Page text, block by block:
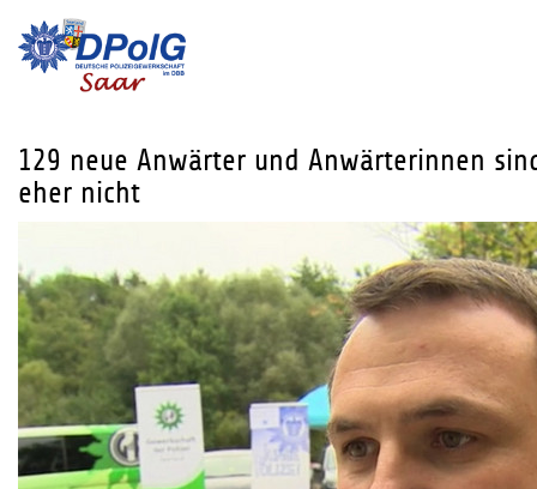
129 neue Anwärter und Anwärterinnen
eher nicht